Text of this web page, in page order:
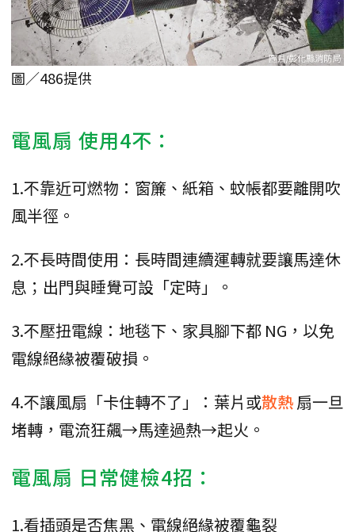
圖／486提供
電風扇 使用4不：
1.不靠近可燃物：窗簾、紙箱、蚊帳都要離開吹
風半徑。
2.不長時間使用：長時間連續運轉就要讓馬達休
息；出門與睡覺可設「定時」。
3.不壓扭電線：地毯下、家具腳下都 NG，以免
電線絕緣被覆破損。
4.不讓風扇「卡住轉不了」：葉片或散熱 扇一旦
堵轉，電流狂飆→馬達過熱→起火。
電風扇 日常健檢4招：
1.看插頭是否焦黑、電線絕緣被覆龜裂